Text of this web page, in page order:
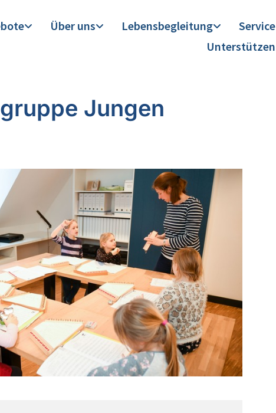
Über uns Lebensbegleitung
Service
Unterstützen
Jungen